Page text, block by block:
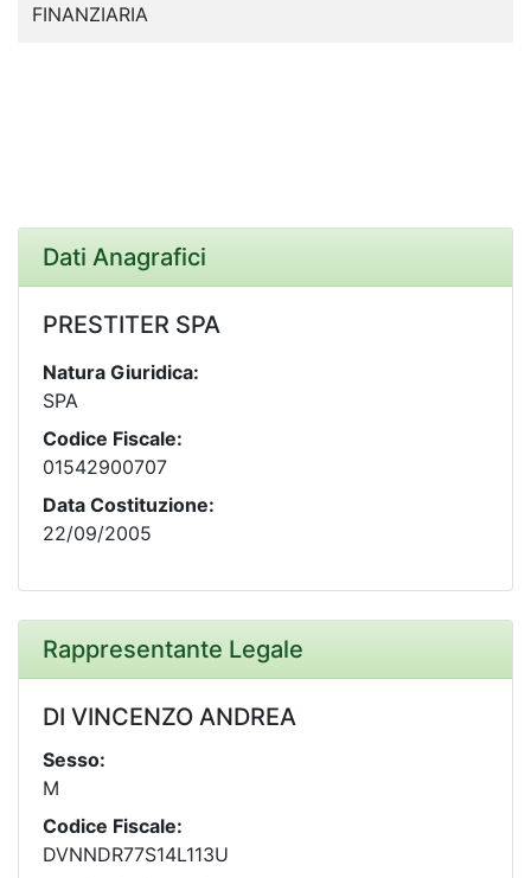
FINANZIARIA
Dati Anagrafici
PRESTITER SPA
Natura Giuridica:
SPA
Codice Fiscale:
01542900707
Data Costituzione:
22/09/2005
Rappresentante Legale
DI VINCENZO ANDREA
Sesso:
M
Codice Fiscale:
DVNNDR77S14L113U